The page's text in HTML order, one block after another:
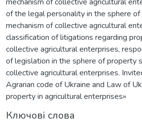
of the legal personality in the sphere
mechanism of collective agricultural
classification of litigations regarding
collective agricultural enterprises,
of legislation in the sphere of property
collective agricultural enterprises.
Agrarian code of Ukraine and Law of
property in agricultural enterprises»
Ключові слова